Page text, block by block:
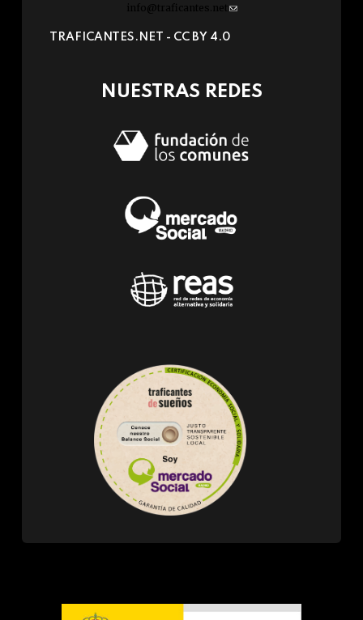
info@traficantes.net (link
e-
TRAFICANTES.NET - CC BY 4.0
NUESTRAS REDES